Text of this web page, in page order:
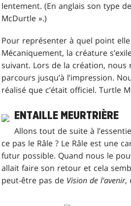
lentement. (En anglais son type
McDurtle ».)
Pour représenter à quel point
Mécaniquement, la créature
suivant. Lors de la création, nous
parcours jusqu’à l’impression.
réalisé que c’était officiel. Turtle
ENTAILLE MEURTRIÈRE
Allons tout de suite à
ce pas le Râle ? Le Râle est une
futur possible. Quand nous le
allait faire son retour et cela
peut-être pas de Vision de l'avenir,